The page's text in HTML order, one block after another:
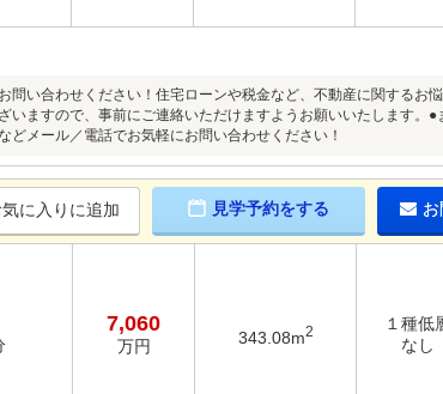
い合わせください！住宅ローンや税金など、不動産に関するお
いますので、事前にご連絡いただけますようお願いいたします。
メール／電話でお気軽にお問い合わせください！
気に入りに追加 見学予約をする
7,060
万円 343.08m2
１種低
なし